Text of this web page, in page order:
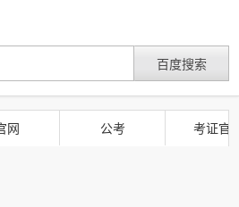
网 公考 考证官